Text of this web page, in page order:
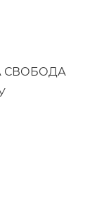
СВОБОДА